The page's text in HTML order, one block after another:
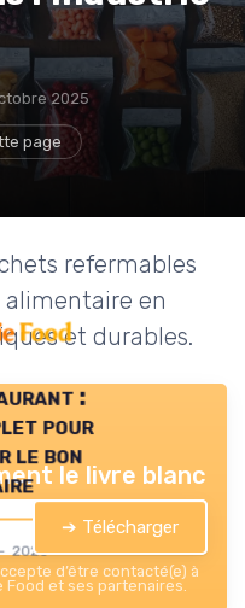
2025
page
refermables
en
et durables.
:
pour
le bon
2026
le livre blanc
➔ Télécharger
d’être contacté(e) à
et ses partenaires.